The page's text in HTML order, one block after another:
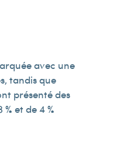
avec une
tandis que
présenté des
et de 4 %